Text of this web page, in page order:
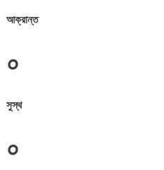
আক্রান্ত
০
সুস্থ
০